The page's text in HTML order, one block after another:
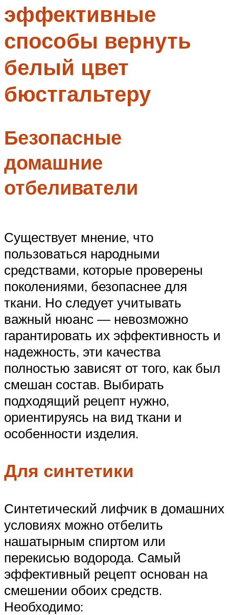
Меню
эффективные
способы вернуть
белый цвет
бюстгальтеру
Безопасные
домашние
отбеливатели
Существует мнение, что
пользоваться народными
средствами, которые проверены
поколениями, безопаснее для
ткани. Но следует учитывать
важный нюанс — невозможно
гарантировать их эффективность и
надежность, эти качества
полностью зависят от того, как был
смешан состав. Выбирать
подходящий рецепт нужно,
ориентируясь на вид ткани и
особенности изделия.
Для синтетики
Синтетический лифчик в домашних
условиях можно отбелить
нашатырным спиртом или
перекисью водорода. Самый
эффективный рецепт основан на
смешении обоих средств.
Необходимо: